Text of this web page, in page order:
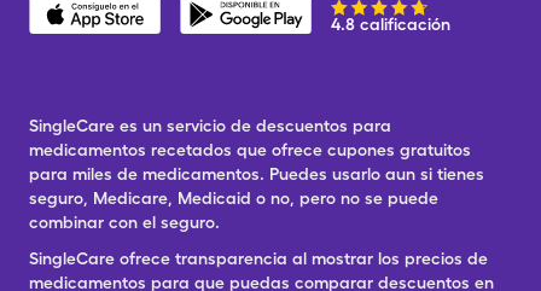
4.8 calificación
SingleCare es un servicio de descuentos para
medicamentos recetados que ofrece cupones gratuitos
para miles de medicamentos. Puedes usarlo aun si tienes
seguro, Medicare, Medicaid o no, pero no se puede
combinar con el seguro.
SingleCare ofrece transparencia al mostrar los precios de
medicamentos para que puedas comparar descuentos en